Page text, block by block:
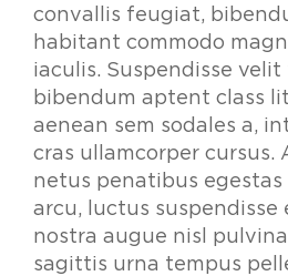
convallis feugiat,
habitant commodo
iaculis. Suspendisse
bibendum aptent class
aenean sem sodales a,
cras ullamcorper cursus.
netus penatibus
arcu, luctus suspendisse
nostra augue nisl
sagittis urna tempus